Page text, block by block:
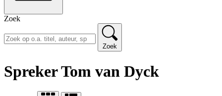
Zoek
Zoek
Spreker Tom van Dyck